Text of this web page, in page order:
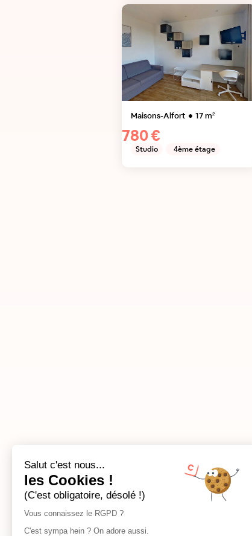
Maisons-Alfort 17m²
780 €
Studio 4ème étage
Salut c'est nous...
les Cookies !
(C'est obligatoire, désolé !)
Vous connaissez le RGPD ?
C'est sympa hein ? On adore aussi.